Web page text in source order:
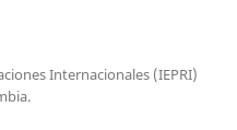
Internacionales (IEPRI)